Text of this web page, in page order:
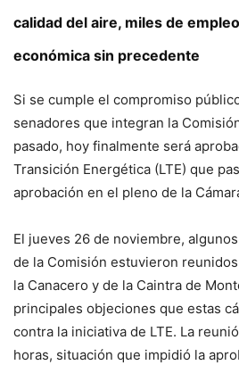
calidad del aire, miles de
económica sin precedente
Si se cumple el compromiso
senadores que integran la
pasado, hoy finalmente será
Transición Energética (LTE) que
aprobación en el pleno de la
El jueves 26 de noviembre,
de la Comisión estuvieron
la Canacero y de la Caintra de
principales objeciones que estas
contra la iniciativa de LTE. La
horas, situación que impidió la